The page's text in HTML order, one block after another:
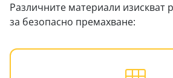
Различните материали изискват
за безопасно премахване: